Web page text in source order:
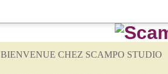
BIENVENUE CHEZ SCAMPO STUDIO